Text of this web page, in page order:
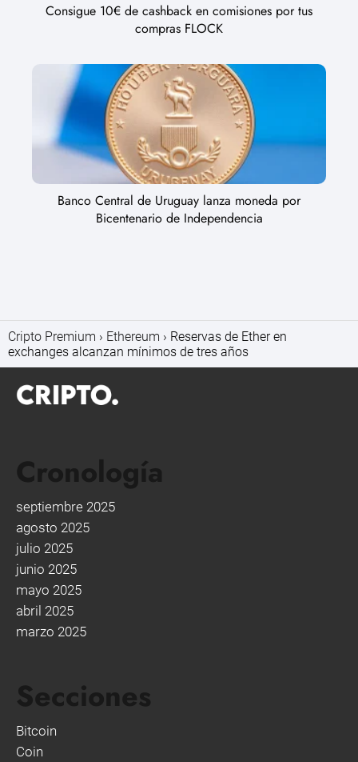
Consigue 10€ de cashback en comisiones por tus
compras FLOCK
Banco Central de Uruguay lanza moneda por
Bicentenario de Independencia
Cripto Premium Ethereum
Reservas de Ether en
exchanges alcanzan mínimos de tres años
Cronología
septiembre 2025
agosto 2025
julio 2025
junio 2025
mayo 2025
abril 2025
marzo 2025
Secciones
Bitcoin
Coin